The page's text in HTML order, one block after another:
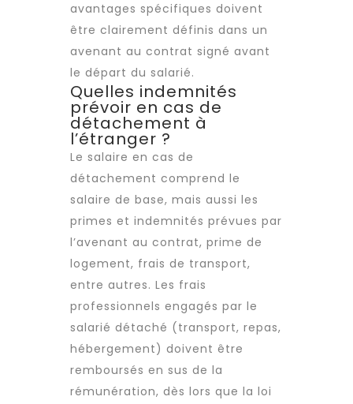
avantages spécifiques doivent
être clairement définis dans un
avenant au contrat signé avant
le départ du salarié.
Quelles indemnités
prévoir en cas de
détachement à
l’étranger ?
Le salaire en cas de
détachement comprend le
salaire de base, mais aussi les
primes et indemnités prévues par
l’avenant au contrat, prime de
logement, frais de transport,
entre autres. Les frais
professionnels engagés par le
salarié détaché (transport, repas,
hébergement) doivent être
remboursés en sus de la
rémunération, dès lors que la loi